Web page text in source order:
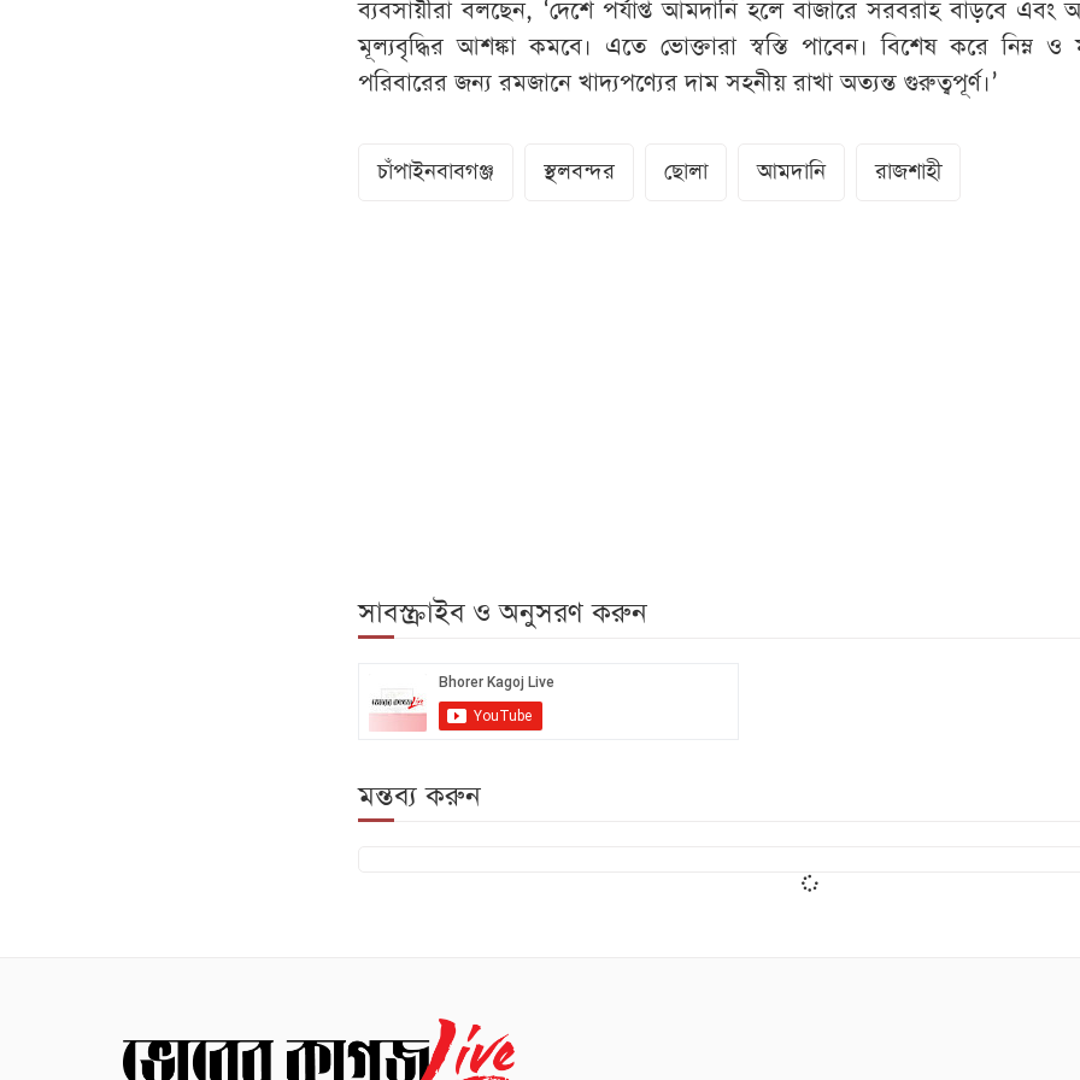
ব্যবসায়ীরা বলছেন, ‘দেশে পর্যাপ্ত আমদানি হলে বাজারে সরবরাহ বাড়বে এবং
মূল্যবৃদ্ধির আশঙ্কা কমবে। এতে ভোক্তারা স্বস্তি পাবেন। বিশেষ করে নিম্ন ও
পরিবারের জন্য রমজানে খাদ্যপণ্যের দাম সহনীয় রাখা অত্যন্ত গুরুত্বপূর্ণ।’
চাঁপাইনবাবগঞ্জ স্থলবন্দর ছোলা আমদানি রাজশাহী
সাবস্ক্রাইব ও অনুসরণ করুন
মন্তব্য করুন